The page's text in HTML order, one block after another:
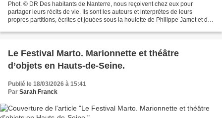
Phot. © DR Des habitants de Nanterre, nous reçoivent chez eux pour
partager leurs récits de vie. Ils sont les auteurs et interprètes de leurs
propres partitions, écrites et jouées sous la houlette de Philippe Jamet et de
Le Festival Marto. Marionnette et théâtre
d’objets en Hauts-de-Seine.
Publié le 18/03/2026 à 15:41
Par Sarah Franck